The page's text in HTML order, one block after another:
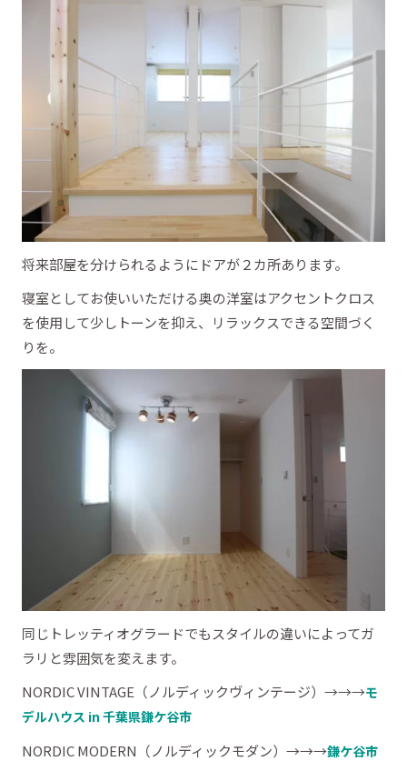
将来部屋を分けられるようにドアが２カ所あります。
寝室としてお使いいただける奥の洋室はアクセントクロス
を使用して少しトーンを抑え、リラックスできる空間づく
りを。
同じトレッティオグラードでもスタイルの違いによってガ
ラリと雰囲気を変えます。
NORDIC VINTAGE（ノルディックヴィンテージ）→→→モ
デルハウス in 千葉県鎌ケ谷市
NORDIC MODERN（ノルディックモダン）→→→鎌ケ谷市